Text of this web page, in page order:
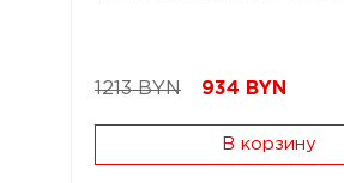
1213 BYN 934 BYN
В корзину